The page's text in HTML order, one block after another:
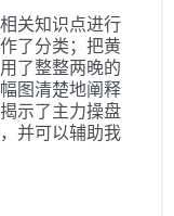
关知识点进行
了分类；把黄
了整整两晚的
图清楚地阐释
示了主力操盘
并可以辅助我